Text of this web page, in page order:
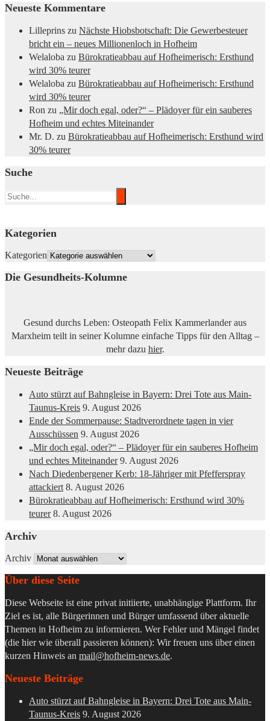
Neueste Kommentare
Lilleprins zu Nächste Hiobsbotschaft: Die Gewerbesteuer
bricht ein – neues Millionenloch in Hofheim
Welaloba zu Bürokratieabbau auf Hofheimerisch: Ersthund
wird 30% teurer
Welaloba zu Bürokratieabbau auf Hofheimerisch: Ersthund
wird 30% teurer
Ron zu „Mir doch egal, oder?“ – Plädoyer für ein sauberes
Hofheim und echtes Miteinander
Mr. D. zu Bürokratieabbau auf Hofheimerisch: Ersthund wird
30% teurer
Suche
Kategorien
Kategorien
Die Gesundheits-Kolumne
Gesund durchs Leben: Osteopath Felix Kammerlander aus
Marxheim teilt in seiner Kolumne einfache Tipps für den Alltag –
mehr dazu hier.
Neueste Beiträge
Auto stürzt auf Bahngleise in Bayern: Drei Tote aus Main-
Taunus-Kreis 9. August 2026
Ende der Sommerpause: Stadtverordnete tagen in vier
Ausschüssen 9. August 2026
„Mir doch egal, oder?“ – Plädoyer für ein sauberes Hofheim
und echtes Miteinander 9. August 2026
Nach Diedenbergener Kerb: 18-Jähriger mit Pfefferspray
attackiert 8. August 2026
Bürokratieabbau auf Hofheimerisch: Ersthund wird 30%
teurer 8. August 2026
Archiv
Archiv
Über diese Seite
Diese Webseite ist eine privat initiierte, unabhängige Plattform. Ihr
Ziel es ist, alle Bürgerinnen und Bürger umfassend über aktuelle
Themen in Hofheim zu informieren. Wer Fehler und Mängel findet
(die hier wie überall passieren können): Wir freuen uns über einen
kurzen Hinweis an mail@hofheim-news.de.
Neueste Beiträge
Auto stürzt auf Bahngleise in Bayern: Drei Tote aus Main-
Taunus-Kreis 9. August 2026